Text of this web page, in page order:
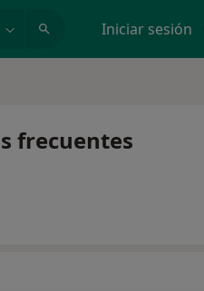
Iniciar sesión
frecuentes